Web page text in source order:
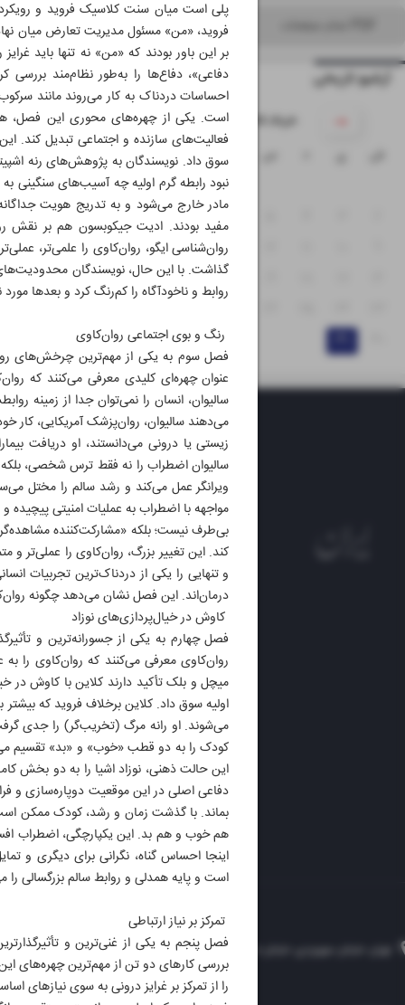
پلی است میان سنت کلاسیک فروید و
فروید، «من» مسئول مدیریت تعارض میان
بر این باور بودند که «من» نه تنها باید
دفاعی»، دفاع‌ها را به‌طور نظام‌مند
احساسات دردناک به کار می‌روند مانند
است. یکی از چهره‌های محوری این فصل،
فعالیت‌های سازنده و اجتماعی تبدیل کند.
سوق داد. نویسندگان به پژوهش‌های رنه
نبود رابطه گرم اولیه چه آسیب‌های سنگینی
مادر خارج می‌شود و به تدریج هویت
مفید بودند. ادیت جیکوبسون هم بر نقش
روان‌شناسی ایگو، روان‌کاوی را علمی‌تر،
گذاشت. با این حال، نویسندگان محدودیت‌های
روابط و ناخودآگاه را کم‌رنگ کرد و بعدها
رنگ و بوی اجتماعی روان‌کاوی
فصل سوم به یکی از مهم‌ترین چرخش‌های
عنوان چهره‌ای کلیدی معرفی می‌کنند که
سالیوان، انسان را نمی‌توان جدا از زمینه
می‌دهند سالیوان، روان‌پزشک آمریکایی، کار
زیستی یا درونی می‌دانستند، او
سالیوان اضطراب را نه فقط ترس شخصی،
ویرانگر عمل می‌کند و رشد سالم را مختل
مواجهه با اضطراب به عملیات امنیتی پیچیده
بی‌طرف نیست؛ بلکه «مشارکت‌کننده
کند. این تغییر بزرگ، روان‌کاوی را عملی‌تر
و تنهایی را یکی از دردناک‌ترین تجربیات
درمان‌اند. این فصل نشان می‌دهد چگونه
کاوش در خیال‌پردازی‌های نوزاد
فصل چهارم به یکی از جسورانه‌ترین و
روان‌کاوی معرفی می‌کنند که روان‌کاوی را
میچل و بلک تأکید دارند کلاین با کاوش در
اولیه سوق داد. کلاین برخلاف فروید که
می‌شوند. او رانه مرگ (تخریب‌گر) را جدی
کودک را به دو قطب «خوب» و «بد» تقسیم
این حالت ذهنی، نوزاد اشیا را به دو بخش
دفاعی اصلی در این موقعیت دوپاره‌سازی و
بماند. با گذشت زمان و رشد، کودک ممکن
هم خوب و هم بد. این یکپارچگی، اضطراب
اینجا احساس گناه، نگرانی برای دیگری و
است و پایه همدلی و روابط سالم بزرگسالی را
تمرکز بر نیاز ارتباطی
فصل پنجم به یکی از غنی‌ترین و
بررسی کارهای دو تن از مهم‌ترین چهره‌های
را از تمرکز بر غرایز درونی به سوی نیازهای
آرشیو تاریخی
۱۴۰۵ خرداد
پ ج
۱
۸
۱۳ ۱۴
۱۵
۲۱
۲۲
الوفاق
تهران، خیابان سهروردی، خیابان خرمشهر، نرسیده به مصلی، موسسه فرهنگی-مطبوعاتی ایران